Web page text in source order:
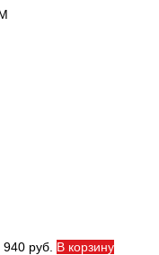
940 руб. В корзину